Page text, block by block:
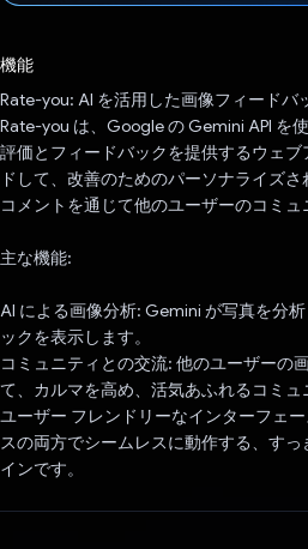
機能
Rate-you: AI を活用した画像フィードバ
Rate-you は、Google の Gemini API を
評価とフィードバックを提供するウェ
ドして、改善のためのパーソナライズ
コメントを通じて他のユーザーのコミュ
主な機能:
AI による画像分析: Gemini が写真を分
ックを表示します。
コミュニティとの交流: 他のユーザーの
て、カルマを高め、活気あふれるコミュ
ユーザー フレンドリーなインターフェ
スの両方でシームレスに動作する、す
インです。